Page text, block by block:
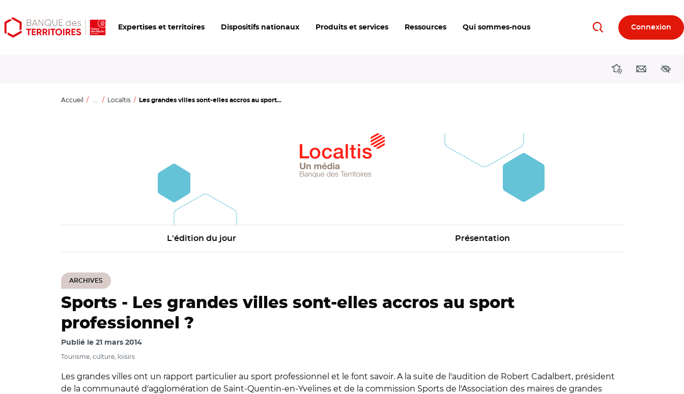
Aller
au
Aller
au
Ouvrir
les
Expertises et territoires Dispositifs nationaux Produits et services Ressources Qui sommes-nous RechercherConnexion
DirectionsContact
Accueil ... Localtis Les grandes villes sont-elles accros au sport...
L'édition du jour Présentation
ARCHIVES
Sports - Les grandes villes sont-elles accros au sport
professionnel ?
Publié le 21 mars 2014
Tourisme, culture, loisirs
Les grandes villes ont un rapport particulier au sport professionnel et le font savoir. A la suite de l'audition de Robert Cadalbert, président
de la communauté d'agglomération de Saint-Quentin-en-Yvelines et de la commission Sports de l'Association des maires de grandes